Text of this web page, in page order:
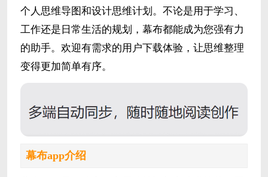
个人思维导图和设计思维计划。不论是用于学习、
工作还是日常生活的规划，幕布都能成为您强有力
的助手。欢迎有需求的用户下载体验，让思维整理
变得更加简单有序。
幕布app介绍